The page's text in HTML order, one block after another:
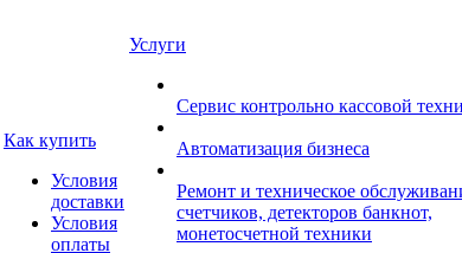
Как купить
Условия
доставки
Условия
оплаты
Услуги
Сервис контрольно кассовой
Автоматизация бизнеса
Ремонт и техническое
счетчиков, детекторов банкнот,
монетосчетной техники